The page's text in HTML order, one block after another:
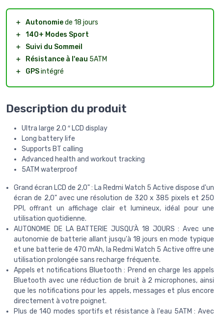
＋ Autonomiede 18 jours
＋ 140+ Modes Sport
＋
Suivi du Sommeil
＋
Résistance à l'eau 5ATM
＋
GPSintégré
Description du produit
Ultra large 2.0 ″ LCD display
Long battery life
Supports BT calling
Advanced health and workout tracking
5ATM waterproof
Grand écran LCD de 2,0" : La Redmi Watch 5 Active dispose d'un
écran de 2,0" avec une résolution de 320 x 385 pixels et 250
PPI, offrant un affichage clair et lumineux, idéal pour une
utilisation quotidienne.
AUTONOMIE DE LA BATTERIE JUSQU'À 18 JOURS : Avec une
autonomie de batterie allant jusqu'à 18 jours en mode typique
et une batterie de 470 mAh, la Redmi Watch 5 Active offre une
utilisation prolongée sans recharge fréquente.
Appels et notifications Bluetooth : Prend en charge les appels
Bluetooth avec une réduction de bruit à 2 microphones, ainsi
que les notifications pour les appels, messages et plus encore
directement à votre poignet.
Plus de 140 modes sportifs et résistance à l'eau 5ATM : Avec